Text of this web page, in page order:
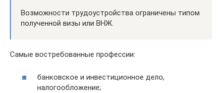
Возможности трудоустройства ограничены типом
полученной визы или ВНЖ.
Самые востребованные профессии:
банковское и инвестиционное дело,
налогообложение;